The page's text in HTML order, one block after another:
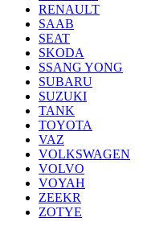
RENAULT
SAAB
SEAT
SKODA
SSANG YONG
SUBARU
SUZUKI
TANK
TOYOTA
VAZ
VOLKSWAGEN
VOLVO
VOYAH
ZEEKR
ZOTYE